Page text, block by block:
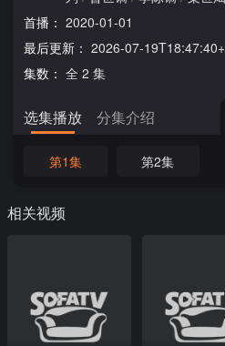
首播： 2020-01-01
最后更新： 2026-07-
集数： 全 2 集
选集播放 分集介绍
第1集 第2集
相关视频